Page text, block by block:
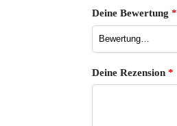
Deine Bewertung*
Deine Rezension*